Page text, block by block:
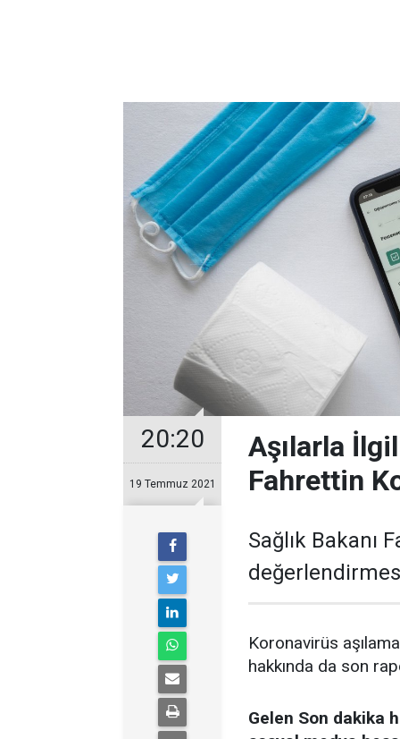
20:20
19 Temmuz 2021
Aşılarla
Fahrettin
Sağlık Bakanı
Koronavirüs
hakkında da son
Gelen Son dakika